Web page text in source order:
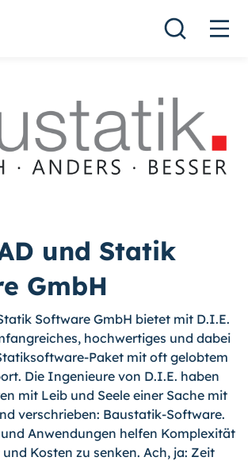
und Statik
GmbH
Software GmbH bietet mit D.I.E.
hochwertiges und dabei
Paket mit oft gelobtem
Die Ingenieure von D.I.E. haben
mit Leib und Seele einer Sache mit
verschrieben: Baustatik-Software.
Anwendungen helfen Komplexität
Kosten zu senken. Ach, ja: Zeit